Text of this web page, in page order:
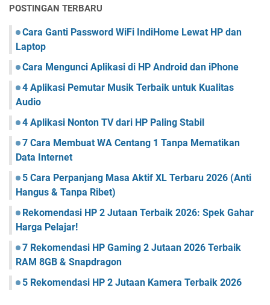
POSTINGAN TERBARU
Cara Ganti Password WiFi IndiHome Lewat HP dan
Laptop
Cara Mengunci Aplikasi di HP Android dan iPhone
4 Aplikasi Pemutar Musik Terbaik untuk Kualitas
Audio
4 Aplikasi Nonton TV dari HP Paling Stabil
7 Cara Membuat WA Centang 1 Tanpa Mematikan
Data Internet
5 Cara Perpanjang Masa Aktif XL Terbaru 2026 (Anti
Hangus & Tanpa Ribet)
Rekomendasi HP 2 Jutaan Terbaik 2026: Spek Gahar
Harga Pelajar!
7 Rekomendasi HP Gaming 2 Jutaan 2026 Terbaik
RAM 8GB & Snapdragon
5 Rekomendasi HP 2 Jutaan Kamera Terbaik 2026